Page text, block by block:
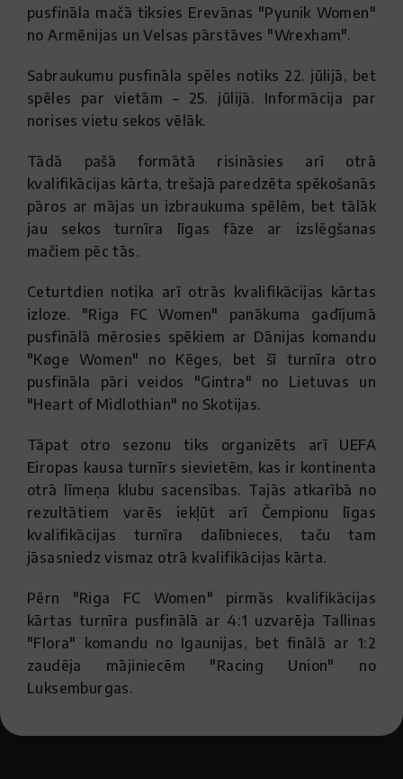
pusfināla mačā tiksies Erevānas "Pyunik Women"
no Armēnijas un Velsas pārstāves "Wrexham".
Sabraukumu pusfināla spēles notiks 22. jūlijā, bet
spēles par vietām – 25. jūlijā. Informācija par
norises vietu sekos vēlāk.
Tādā pašā formātā risināsies arī otrā
kvalifikācijas kārta, trešajā paredzēta spēkošanās
pāros ar mājas un izbraukuma spēlēm, bet tālāk
jau sekos turnīra līgas fāze ar izslēgšanas
mačiem pēc tās.
Ceturtdien notika arī otrās kvalifikācijas kārtas
izloze. "Riga FC Women" panākuma gadījumā
pusfinālā mērosies spēkiem ar Dānijas komandu
"Køge Women" no Kēges, bet šī turnīra otro
pusfināla pāri veidos "Gintra" no Lietuvas un
"Heart of Midlothian" no Skotijas.
Tāpat otro sezonu tiks organizēts arī UEFA
Eiropas kausa turnīrs sievietēm, kas ir kontinenta
otrā līmeņa klubu sacensības. Tajās atkarībā no
rezultātiem varēs iekļūt arī Čempionu līgas
kvalifikācijas turnīra dalībnieces, taču tam
jāsasniedz vismaz otrā kvalifikācijas kārta.
Pērn "Riga FC Women" pirmās kvalifikācijas
kārtas turnīra pusfinālā ar 4:1 uzvarēja Tallinas
"Flora" komandu no Igaunijas, bet finālā ar 1:2
zaudēja mājiniecēm "Racing Union" no
Luksemburgas.